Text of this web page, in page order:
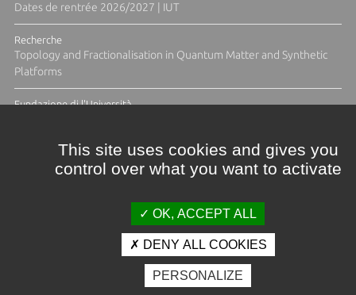
Dates de rentrée 2026/2027 | IUT
Recherche
Topology and Fractionalisation in Quantum Matter and Synthetic
Platforms
Fundazione di l'Università
Crédits et mentions légales
Espace presse
Photothèque
This site uses cookies and gives you
control over what you want to activate
OK, ACCEPT ALL
DENY ALL COOKIES
PERSONALIZE